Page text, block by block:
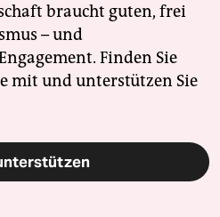
braucht guten, frei
– und
Finden Sie
mit und unterstützen Sie